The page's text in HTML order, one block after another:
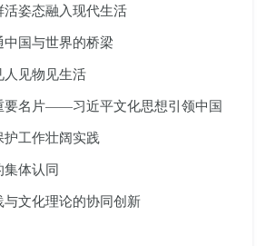
姿态融入现代生活
国与世界的桥梁
见物见生活
要名片——习近平文化思想引领中国
工作壮阔实践
体认同
文化理论的协同创新